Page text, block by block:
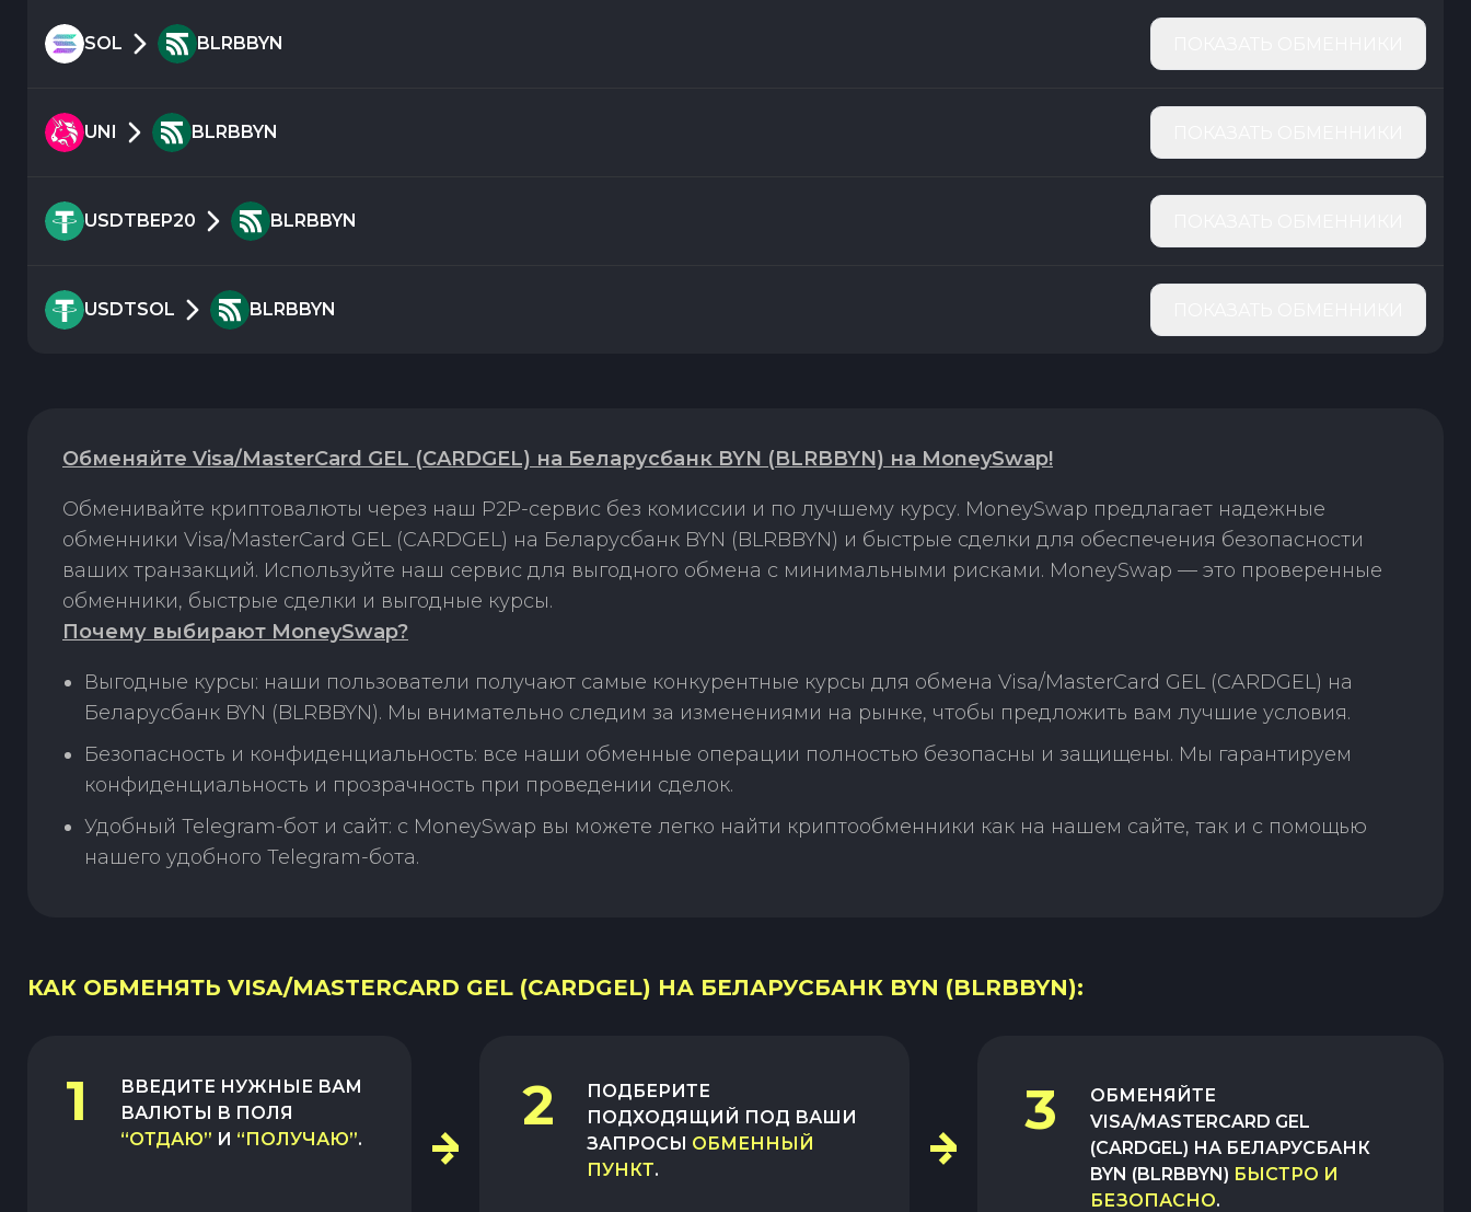
SOL BLRBBYN
UNI BLRBBYN
USDTBEP20 BLRBBYN
USDTSOL BLRBBYN
Обменяйте Visa/MasterCard GEL (CARDGEL) на Беларусбанк BYN (BLRBBYN) на MoneySwap!
Обменивайте криптовалюты через наш P2P-сервис без комиссии и по лучшему курсу. MoneySwap предлагает надежные
обменники Visa/MasterCard GEL (CARDGEL) на Беларусбанк BYN (BLRBBYN) и быстрые сделки для обеспечения безопасности
ваших транзакций. Используйте наш сервис для выгодного обмена с минимальными рисками. MoneySwap — это проверенные
обменники, быстрые сделки и выгодные курсы.
Почему выбирают MoneySwap?
Выгодные курсы: наши пользователи получают самые конкурентные курсы для обмена Visa/MasterCard GEL (CARDGEL) на
Беларусбанк BYN (BLRBBYN). Мы внимательно следим за изменениями на рынке, чтобы предложить вам лучшие условия.
Безопасность и конфиденциальность: все наши обменные операции полностью безопасны и защищены. Мы гарантируем
конфиденциальность и прозрачность при проведении сделок.
Удобный Telegram-бот и сайт: с MoneySwap вы можете легко найти криптообменники как на нашем сайте, так и с помощью
нашего удобного Telegram-бота.
КАК ОБМЕНЯТЬ VISA/MASTERCARD GEL (CARDGEL) НА БЕЛАРУСБАНК BYN (BLRBBYN):
1
ВВЕДИТЕ НУЖНЫЕ ВАМ
ВАЛЮТЫ В ПОЛЯ
“ОТДАЮ” И “ПОЛУЧАЮ”.
2
ПОДБЕРИТЕ
ПОДХОДЯЩИЙ ПОД ВАШИ
ЗАПРОСЫ ОБМЕННЫЙ
ПУНКТ.
3
ОБМЕНЯЙТЕ
VISA/MASTERCARD GEL
(CARDGEL) НА БЕЛАРУСБАНК
BYN (BLRBBYN) БЫСТРО И
БЕЗОПАСНО.